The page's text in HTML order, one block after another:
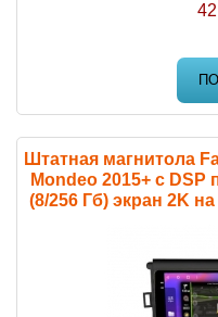
Штатная магнитола
Mondeo 2015+ с
(8/256 Гб) экран 2K